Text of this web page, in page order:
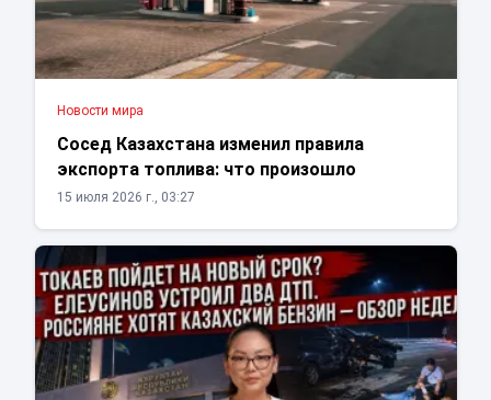
Новости мира
Сосед Казахстана изменил правила
экспорта топлива: что произошло
15 июля 2026 г., 03:27